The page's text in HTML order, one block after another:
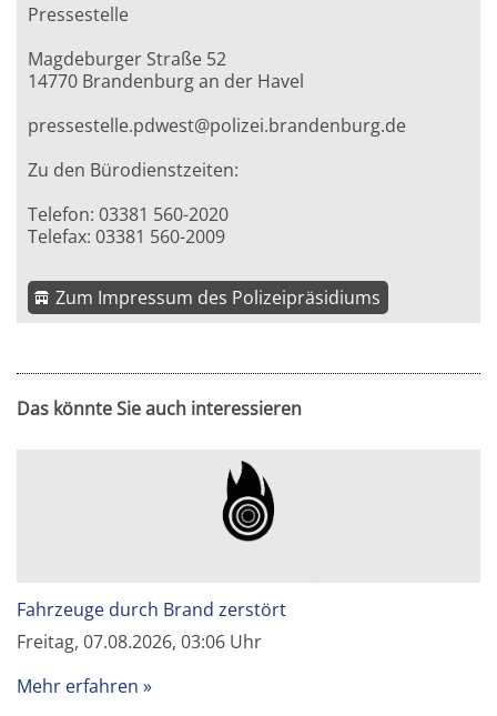
Pressestelle
Magdeburger Straße 52
14770 Brandenburg an der Havel
pressestelle.pdwest@polizei.brandenburg.de
Zu den Bürodienstzeiten:
Telefon: 03381 560-2020
Telefax: 03381 560-2009
Zum Impressum des Polizeipräsidiums
Das könnte Sie auch interessieren
Fahrzeuge durch Brand zerstört
Freitag, 07.08.2026, 03:06 Uhr
Mehr erfahren